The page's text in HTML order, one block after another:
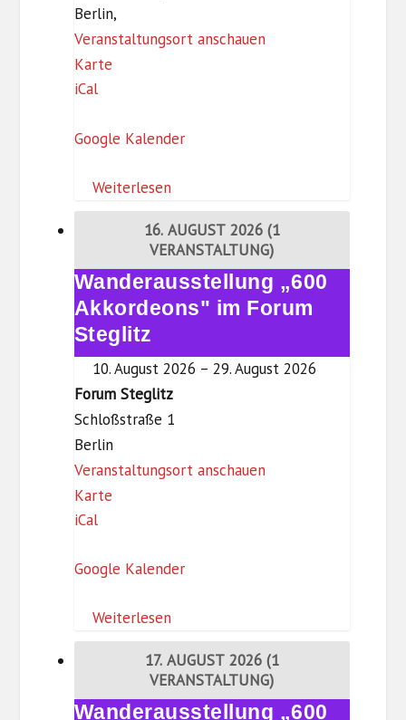
Berlin,
Veranstaltungsort anschauen
KarteZ
–
e
i
i
s
t
k
n
a
p
p
iCal
Google Kalender
Weiterlesen
16. AUGUST 2026 (1
VERANSTALTUNG)
Wanderausstellung
„600
Akkordeons"
im
Wanderausstellung „600
Akkordeons" im Forum
Steglitz
10. August 2026 – 29. August 2026
Forum Steglitz
Schloßstraße 1
Berlin
Veranstaltungsort anschauen
KarteF
u
S
t
g
iCal
Google Kalender
Weiterlesen
17. AUGUST 2026 (1
VERANSTALTUNG)
Wanderausstellung
Wanderausstellung „600